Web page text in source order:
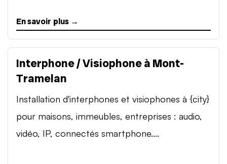
En savoir plus →
Interphone / Visiophone à Mont-
Tramelan
Installation d'interphones et visiophones à {city}
pour maisons, immeubles, entreprises : audio,
vidéo, IP, connectés smartphone....